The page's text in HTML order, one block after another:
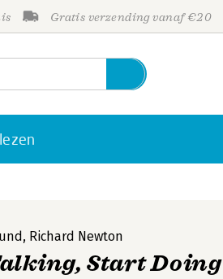
Gratis verzending vanaf €20
, Richard Newton
Start Doing
Personen